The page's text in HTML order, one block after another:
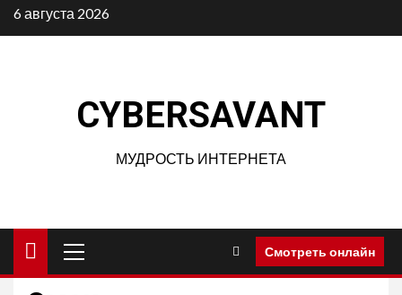
Перейти
к
6 августа 2026
CYBERSAVANT
МУДРОСТЬ ИНТЕРНЕТА
меню
Смотреть онлайн